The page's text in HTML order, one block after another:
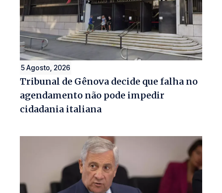
5 Agosto, 2026
Tribunal de Gênova decide que falha no
agendamento não pode impedir
cidadania italiana